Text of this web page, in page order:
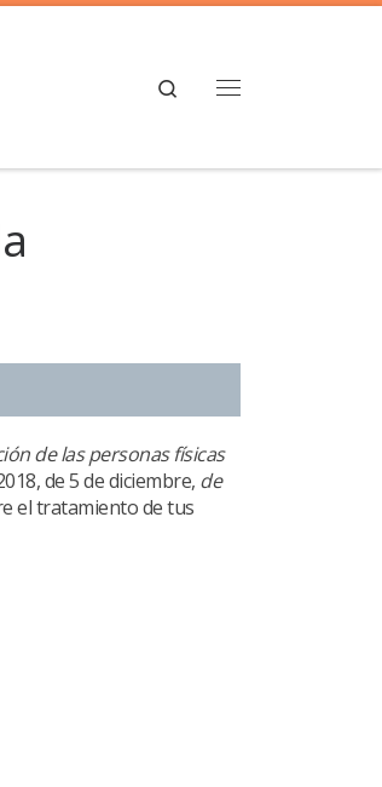
Search
de las personas físicas
de 5 de diciembre, de
el tratamiento de tus